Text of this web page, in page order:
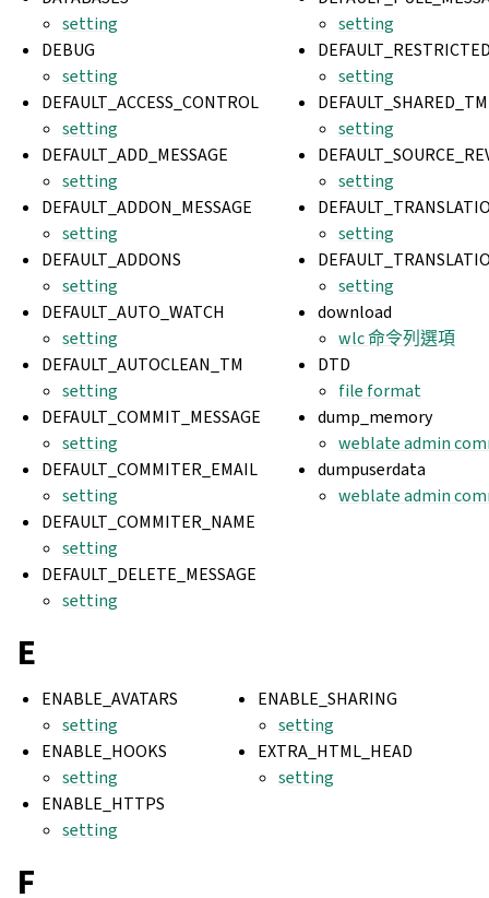
setting
DEBUG
setting
DEFAULT_ACCESS_CONTROL
setting
DEFAULT_ADD_MESSAGE
setting
DEFAULT_ADDON_MESSAGE
setting
DEFAULT_ADDONS
setting
DEFAULT_AUTO_WATCH
setting
DEFAULT_AUTOCLEAN_TM
setting
DEFAULT_COMMIT_MESSAGE
setting
DEFAULT_COMMITER_EMAIL
setting
DEFAULT_COMMITER_NAME
setting
DEFAULT_DELETE_MESSAGE
setting
setting
setting
DEFAULT_SHARED_TM
setting
setting
setting
setting
download
wlc 命令列選項
DTD
file format
dump_memory
weblate admin
dumpuserdata
weblate admin
E
ENABLE_AVATARS
setting
ENABLE_HOOKS
setting
ENABLE_HTTPS
setting
ENABLE_SHARING
setting
EXTRA_HTML_HEAD
setting
F